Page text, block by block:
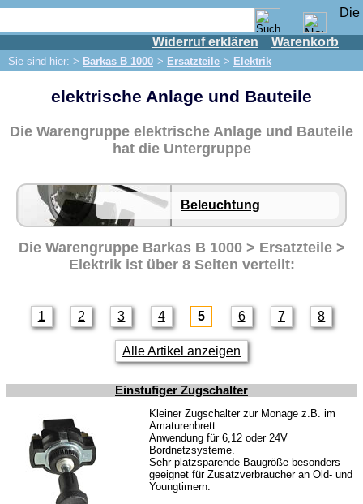
Widerruf erklären Warenkorb
Sie sind hier: > Barkas B 1000 > Ersatzteile > Elektrik
IFA Motor
IFA-Fahrzeuge
Trabant 1.1
Wartburg 1.3
Barkas B 1000
Ersatzteile
Auspuff
Elektrik
Beleuchtung
Kolben
Zündung
Vergaser & Ansaug-System
elektrische Anlage und Bauteile
Die Warengruppe elektrische Anlage und Bauteile
hat die Untergruppe
Beleuchtung
Die Warengruppe Barkas B 1000 > Ersatzteile >
Elektrikist über 8 Seiten verteilt:
1 2 3 4 5 6 7 8
Alle Artikel anzeigen
Einstufiger Zugschalter
Kleiner Zugschalter zur Monage z.B. im
Amaturenbrett.
Anwendung für 6,12 oder 24V
Bordnetzsysteme.
Sehr platzsparende Baugröße besonders
geeignet für Zusatzverbraucher an Old- und
Youngtimern.